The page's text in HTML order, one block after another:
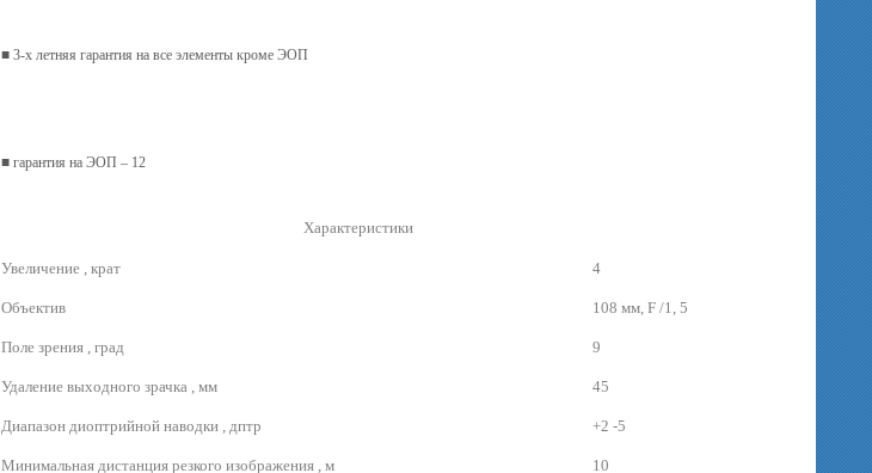
■ 3-х летняя гарантия на все элементы кроме ЭОП
■ гарантия на ЭОП – 12
Характеристики
Увеличение , крат 4
Объектив 108 мм, F /1, 5
Поле зрения , град 9
Удаление выходного зрачка , мм 45
Диапазон диоптрийной наводки , дптр +2 -5
Минимальная дистанция резкого изображения , м
10